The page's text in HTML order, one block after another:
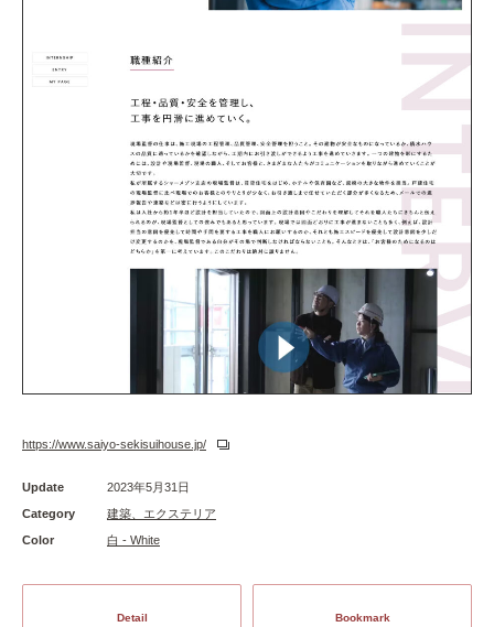
https://www.saiyo-sekisuihouse.jp/
Update
2023年5月31日
Category
建築、エクステリア
Color
白 - White
Detail Bookmark